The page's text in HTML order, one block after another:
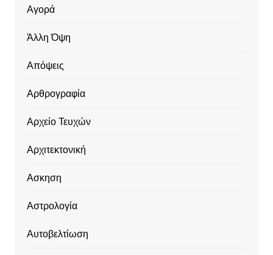
Αγορά
Άλλη Όψη
Απόψεις
Αρθρογραφία
Αρχείο Τευχών
Αρχιτεκτονική
Ασκηση
Αστρολογία
Αυτοβελτίωση